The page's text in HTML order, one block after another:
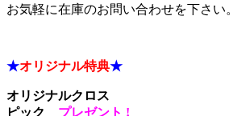
お気軽に在庫のお問い合わせを下さい。
★オリジナル特典★
オリジナルクロス
ピック プレゼント !